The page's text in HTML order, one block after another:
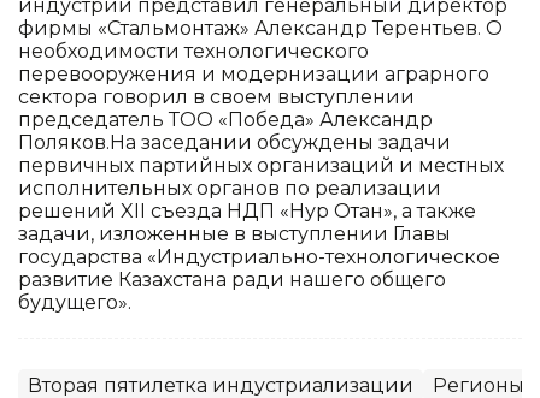
индустрии представил генеральный директор
фирмы «Стальмонтаж» Александр Терентьев. О
необходимости технологического
перевооружения и модернизации аграрного
сектора говорил в своем выступлении
председатель ТОО «Победа» Александр
Поляков.На заседании обсуждены задачи
первичных партийных организаций и местных
исполнительных органов по реализации
решений XII съезда НДП «Нур Отан», а также
задачи, изложенные в выступлении Главы
государства «Индустриально-технологическое
развитие Казахстана ради нашего общего
будущего».
Вторая пятилетка индустриализации Регионы